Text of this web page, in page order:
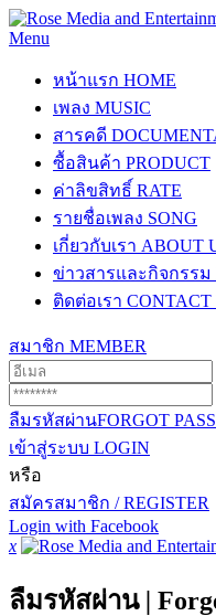
Menu
หน้าแรก HOME
เพลง MUSIC
สารคดี
ซื้อสินค้า PRODUCT
ค่าลิขสิทธิ์ RATE
รายชื่อเพลง SONG
เกี่ยวกับเรา ABOUT
ข่าวสารและกิจกรรม
ติดต่อเรา CONTACT
สมาชิก MEMBER
ลืมรหัสผ่านFORGOT
เข้าสู่ระบบ LOGIN
หรือ
สมัครสมาชิก / REGISTER
Login with Facebook
x
ลืมรหัสผ่าน |